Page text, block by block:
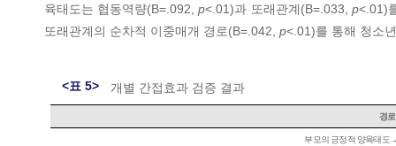
육태도는 협동역량(B=.092,p<.01)과 또래관계(B=.033, p<.01)
또래관계의 순차적 이중매개 경로(B=.042, p<.01)를 통해 청소
<표 5> 개별 간접효과 검증 결과
경로
부모의 긍정적 양육태